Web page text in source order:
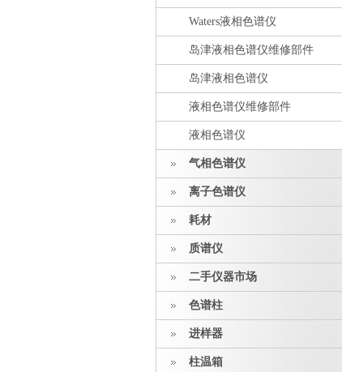
Waters液相色谱仪
岛津液相色谱仪维修部件
岛津液相色谱仪
液相色谱仪维修部件
液相色谱仪
气相色谱仪
离子色谱仪
耗材
质谱仪
二手仪器市场
色谱柱
进样器
柱温箱